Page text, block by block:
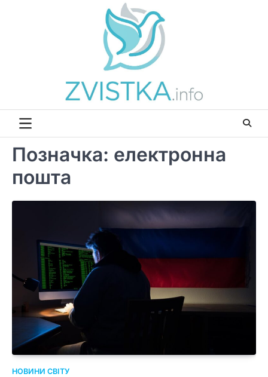
Позначка: електронна
пошта
НОВИНИ СВІТУ